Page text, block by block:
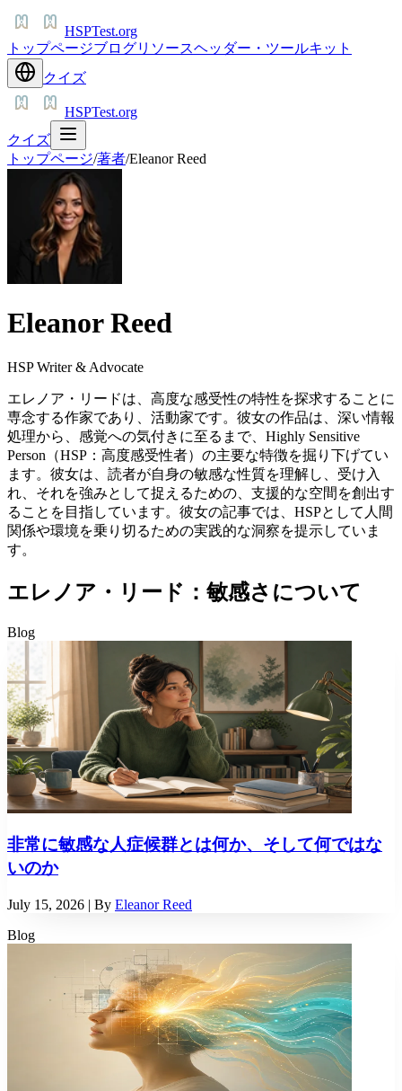
HSPTest.org
トップページブログリソースヘッダー・ツールキット
クイズ
HSPTest.org
クイズ
トップページ/著者/Eleanor Reed
Eleanor Reed
HSP Writer & Advocate
エレノア・リードは、高度な感受性の特性を探求することに
専念する作家であり、活動家です。彼女の作品は、深い情報
処理から、感覚への気付きに至るまで、Highly Sensitive
Person（HSP：高度感受性者）の主要な特徴を掘り下げてい
ます。彼女は、読者が自身の敏感な性質を理解し、受け入
れ、それを強みとして捉えるための、支援的な空間を創出す
ることを目指しています。彼女の記事では、HSPとして人間
関係や環境を乗り切るための実践的な洞察を提示していま
す。
エレノア・リード：敏感さについて
Blog
非常に敏感な人症候群とは何か、そして何ではな
いのか
July 15, 2026 | By Eleanor Reed
Blog